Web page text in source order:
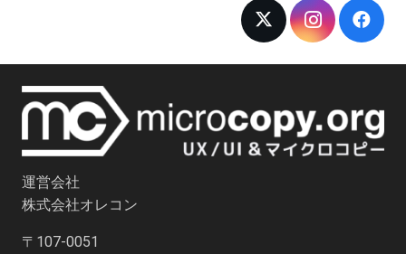
運営会社
株式会社オレコン
〒107-0051